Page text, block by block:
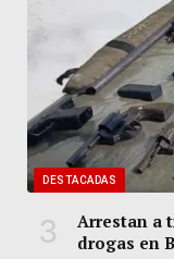
DESTACADAS
Arrestan a
drogas en